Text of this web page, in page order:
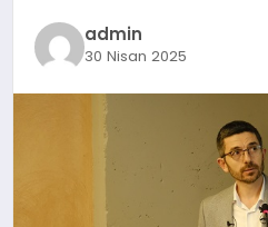
admin
30 Nisan 2025